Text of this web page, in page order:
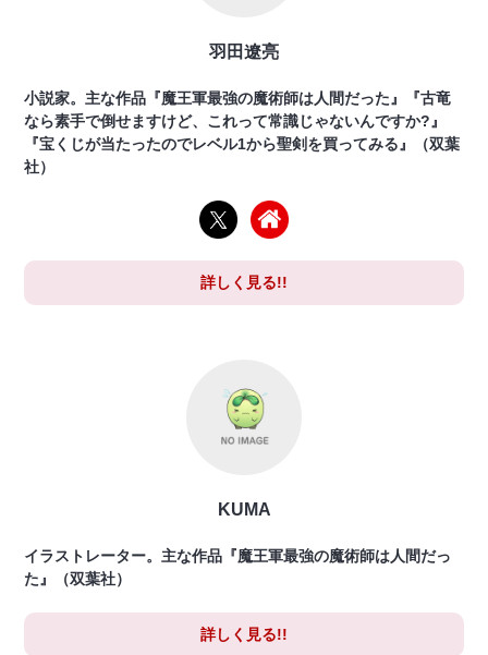
羽田遼亮
小説家。主な作品『魔王軍最強の魔術師は人間だった』『古竜
なら素手で倒せますけど、これって常識じゃないんですか?』
『宝くじが当たったのでレベル1から聖剣を買ってみる』（双葉
社）
詳しく見る!!
KUMA
イラストレーター。主な作品『魔王軍最強の魔術師は人間だっ
た』（双葉社）
詳しく見る!!